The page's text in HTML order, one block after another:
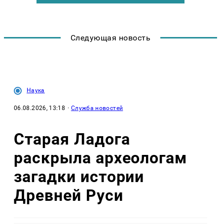
Следующая новость
Наука
06.08.2026, 13:18 · Служба новостей
Старая Ладога
раскрыла археологам
загадки истории
Древней Руси